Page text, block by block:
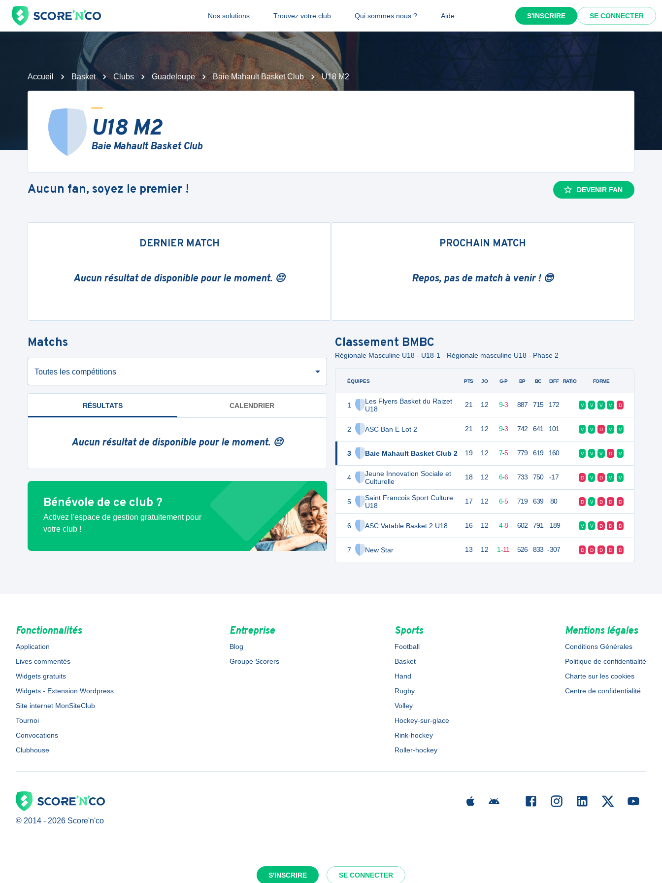
Nos solutions Trouvez votre club Qui sommes nous ? Aide S'INSCRIRE SE CONNECTER
S'INSCRIRE SE CONNECTER
Accueil Basket Clubs Guadeloupe Baie Mahault Basket Club U18 M2
U18 M2
Baie Mahault Basket Club
Aucun fan, soyez le premier ! DEVENIR FAN
DERNIER MATCH
Aucun résultat de disponible pour le moment. 😔
PROCHAIN MATCH
Repos, pas de match à venir ! 😎
Matchs
Toutes les compétitions
RÉSULTATS CALENDRIER
Aucun résultat de disponible pour le moment. 😔
Bénévole de ce club ?
Activez l'espace de gestion gratuitement pour
votre club !
Classement BMBC
Régionale Masculine U18 - U18-1 - Régionale masculine U18 - Phase 2
ÉQUIPES
1
Les Flyers Basket du Raizet
U18
2 ASC Ban E Lot 2
3 Baie Mahault Basket Club 2
4
Jeune Innovation Sociale et
Culturelle
5
Saint Francois Sport Culture
U18
6 ASC Vatable Basket 2 U18
7 New Star
PTS JO G-P BP BC DIFF RATIO FORME
21 12 9-3 887 715 172 V V V V D
21 12 9-3 742 641 101 V V D V V
19 12 7-5 779 619 160 V V V D V
18 12 6-6 733 750 -17 D V D V V
17 12 6-5 719 639 80 D V D D D
16 12 4-8 602 791 -189 V V D D D
13 12 1-11 526 833 -307 D D D D D
Fonctionnalités
Application
Lives commentés
Widgets gratuits
Widgets - Extension Wordpress
Site internet MonSiteClub
Tournoi
Convocations
Clubhouse
Entreprise
Blog
Groupe Scorers
Sports
Football
Basket
Hand
Rugby
Volley
Hockey-sur-glace
Rink-hockey
Roller-hockey
Mentions légales
Conditions Générales
Politique de confidentialité
Charte sur les cookies
Centre de confidentialité
© 2014 - 2026 Score'n'co